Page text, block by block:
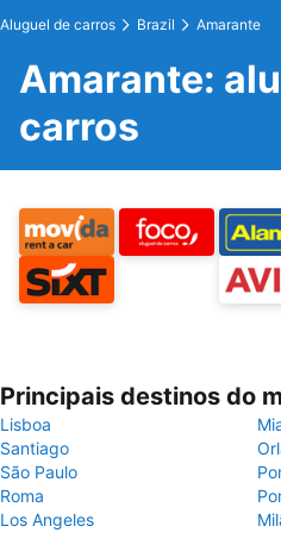
Aluguel de carros Brazil Amarante
Amarante:
carros
Principais destinos do
Lisboa
Santiago
São Paulo
Roma
Los Angeles